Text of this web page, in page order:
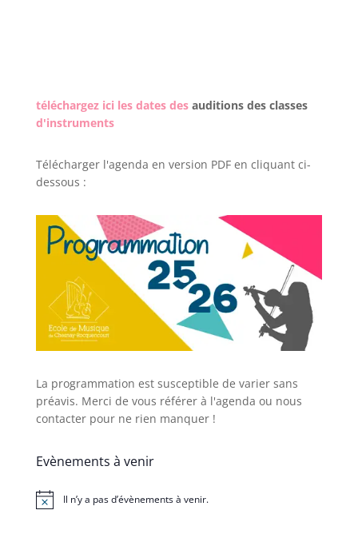
téléchargez ici les dates des auditions des classes
d'instruments
Télécharger l'agenda en version PDF en cliquant ci-
dessous :
La programmation est susceptible de varier sans
préavis. Merci de vous référer à l'agenda ou nous
contacter pour ne rien manquer !
Evènements à venir
Notice Il n’y a pas d’évènements à venir.